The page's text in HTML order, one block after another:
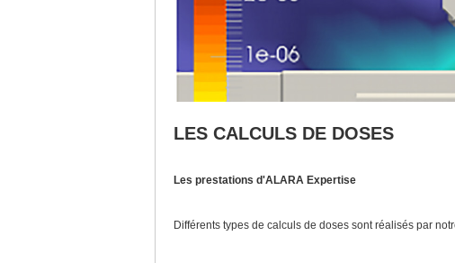
LES CALCULS DE DOSES
Les prestations d'ALARA Expertise
Différents types de calculs de doses sont réalisés par